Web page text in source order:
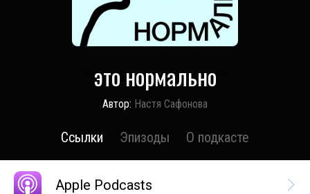
это нормально
Автор: Настя Сафонова
Ссылки Эпизоды О подкасте
Apple Podcasts